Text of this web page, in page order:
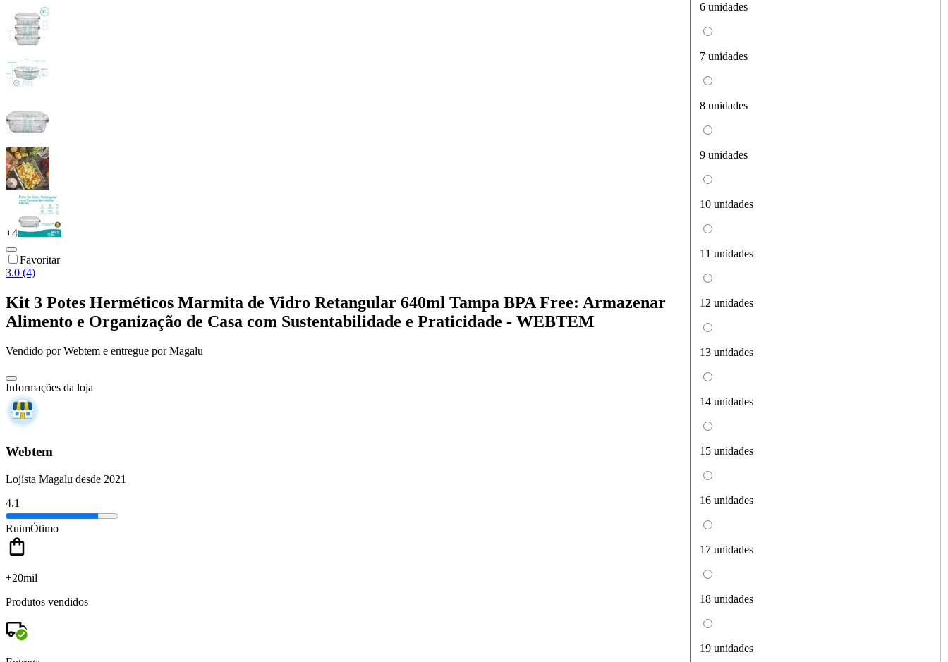
+4
Favoritar
3.0 (4)
Kit 3 Potes Herméticos Marmita de Vidro Retangular 640ml Tampa BPA Free: Armazenar
Alimento e Organização de Casa com Sustentabilidade e Praticidade - WEBTEM
Vendido porWebtem e entregue por Magalu
Informações da loja
Webtem
Lojista Magalu desde 2021
4.1
RuimÓtimo
+20mil
Produtos vendidos
6 unidades
7 unidades
8 unidades
9 unidades
10 unidades
11 unidades
12 unidades
13 unidades
14 unidades
15 unidades
16 unidades
17 unidades
18 unidades
19 unidades